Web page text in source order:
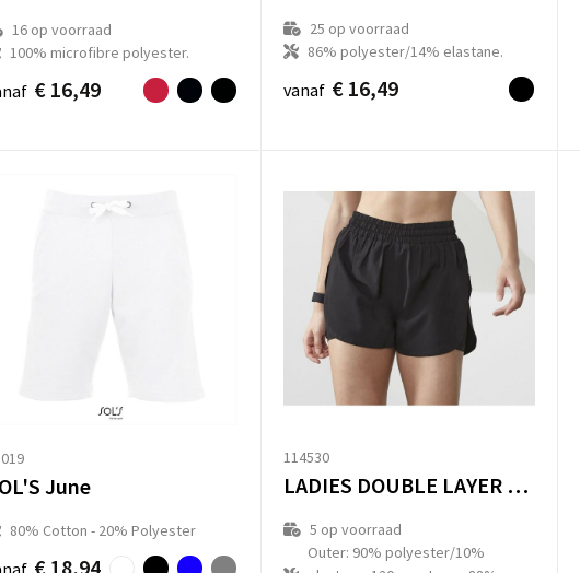
16op voorraad
100% microfibre polyester.
€ 16,49
25 op voorraad
86% polyester/14% elastane.
vanaf € 16,49
June
80% Cotton - 20% Polyester
€ 18,94
114530
LADIES DOUBLE LAYER SPORTS SHORT
5 op voorraad
Outer: 90% polyester/10%